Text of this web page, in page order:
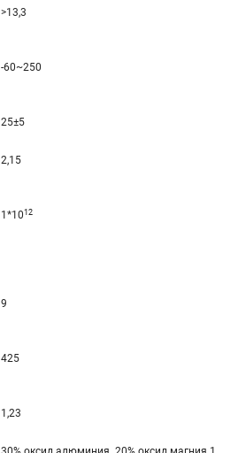
>13,3
-60~250
25±5
2,15
1*1012
9
425
1,23